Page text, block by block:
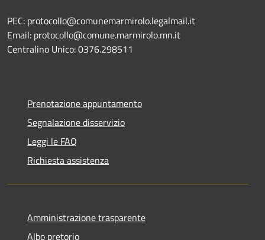
PEC: protocollo@comunemarmirolo.legalmail.it
Email: protocollo@comune.marmirolo.mn.it
Centralino Unico: 0376.298511
Prenotazione appuntamento
Segnalazione disservizio
Leggi le FAQ
Richiesta assistenza
Amministrazione trasparente
Albo pretorio